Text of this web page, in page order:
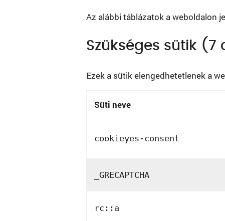
Az alábbi táblázatok a weboldalon
Szükséges sütik (7
Ezek a sütik elengedhetetlenek a
Süti neve
cookieyes-consent
_GRECAPTCHA
rc::a